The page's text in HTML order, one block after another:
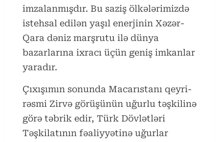
imzalanmışdır. Bu saziş ölkələrimizdə
istehsal edilən yaşıl enerjinin Xəzər-
Qara dəniz marşrutu ilə dünya
bazarlarına ixracı üçün geniş imkanlar
yaradır.
Çıxışımın sonunda Macarıstanı qeyri-
rəsmi Zirvə görüşünün uğurlu təşkilinə
görə təbrik edir, Türk Dövlətləri
Təşkilatının fəaliyyətinə uğurlar